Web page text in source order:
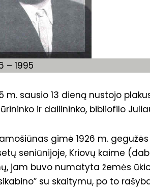
– 1995
m. sausio 13 dieną nustojo
ir dailininko, bibliofilo
gimė 1926 m.
seniūnijoje, Kriovų kaime
jam buvo numatyta žemės
su skaitymu, po to